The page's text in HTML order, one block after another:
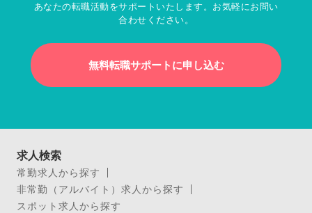
あなたの転職活動をサポートいたします。お気軽にお問い
合わせください。
無料転職サポートに申し込む
求人検索
常勤求人から探す
非常勤（アルバイト）求人から探す
スポット求人から探す